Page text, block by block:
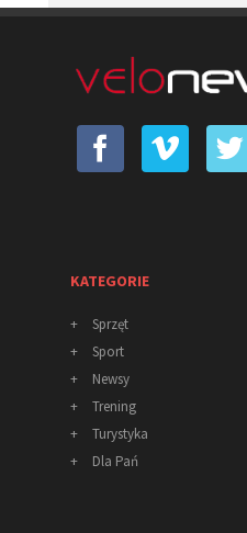
KATEGORIE
+
Sprzęt
+
Sport
+
Newsy
+
Trening
+
Turystyka
+
Dla Pań